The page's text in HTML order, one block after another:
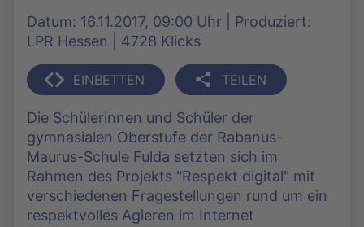
Datum: 16.11.2017, 09:00 Uhr | Produziert:
LPR Hessen | 4728 Klicks
EINBETTEN TEILEN
Die Schülerinnen und Schüler der
gymnasialen Oberstufe der Rabanus-
Maurus-Schule Fulda setzten sich im
Rahmen des Projekts "Respekt digital" mit
verschiedenen Fragestellungen rund um ein
respektvolles Agieren im Internet